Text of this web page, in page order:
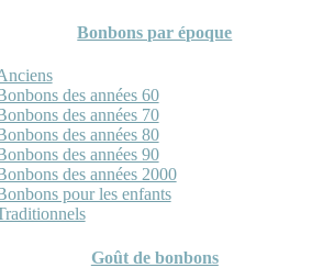
Bonbons par époque
des années 60
des années 70
des années 80
des années 90
des années 2000
pour les enfants
Goût de bonbons